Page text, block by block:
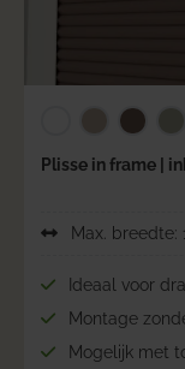
Plisse in frame |
Max. breedte:
Ideaal voor
Montage
Mogelijk met